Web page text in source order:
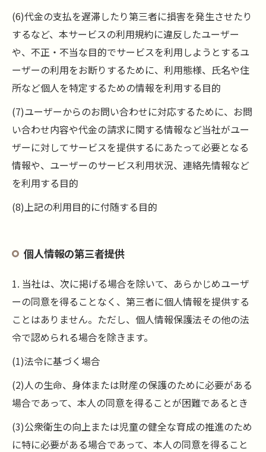
(6)代金の支払を遅滞したり第三者に損害を発生させたり
するなど、本サービスの利用規約に違反したユーザー
や、不正・不当な目的でサービスを利用しようとするユ
ーザーの利用をお断りするために、利用態様、氏名や住
所など個人を特定するための情報を利用する目的
(7)ユーザーからのお問い合わせに対応するために、お問
い合わせ内容や代金の請求に関する情報など当社がユー
ザーに対してサービスを提供するにあたって必要となる
情報や、ユーザーのサービス利用状況、連絡先情報など
を利用する目的
(8)上記の利用目的に付随する目的
個人情報の第三者提供
1. 当社は、次に掲げる場合を除いて、あらかじめユーザ
ーの同意を得ることなく、第三者に個人情報を提供する
ことはありません。ただし、個人情報保護法その他の法
令で認められる場合を除きます。
(1)法令に基づく場合
(2)人の生命、身体または財産の保護のために必要がある
場合であって、本人の同意を得ることが困難であるとき
(3)公衆衛生の向上または児童の健全な育成の推進のため
に特に必要がある場合であって、本人の同意を得ること